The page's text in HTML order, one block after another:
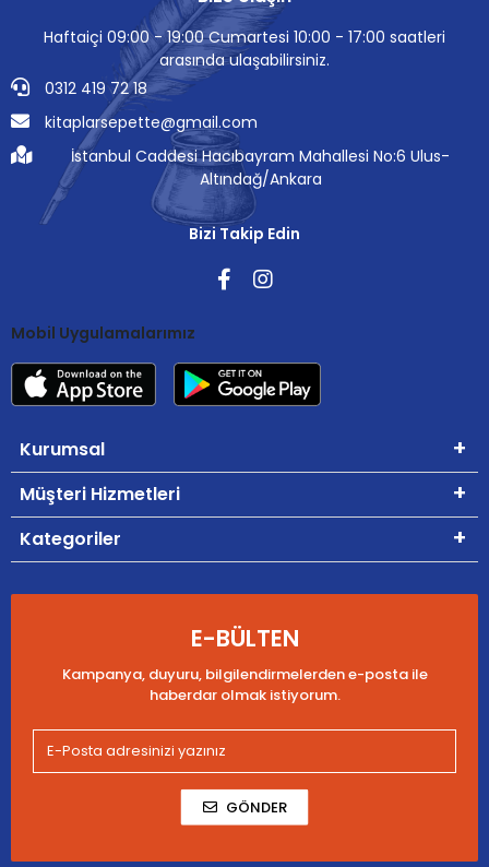
Haftaiçi 09:00 - 19:00 Cumartesi 10:00 - 17:00 saatleri
arasında ulaşabilirsiniz.
0312 419 72 18
kitaplarsepette@gmail.com
İstanbul Caddesi Hacıbayram Mahallesi No:6 Ulus-
Altındağ/Ankara
Bizi Takip Edin
Mobil Uygulamalarımız
Kurumsal
Müşteri Hizmetleri
Kategoriler
E-BÜLTEN
Kampanya, duyuru, bilgilendirmelerden e-posta ile
haberdar olmak istiyorum.
GÖNDER